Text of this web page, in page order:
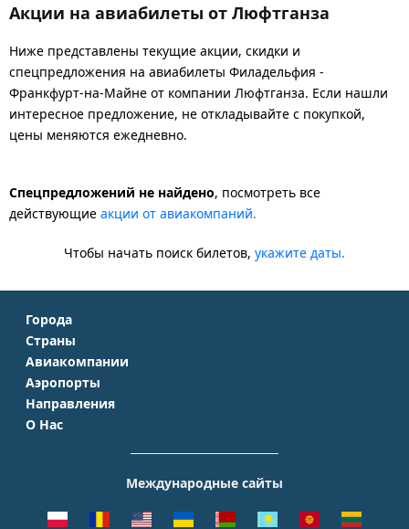
Акции на авиабилеты от Люфтганза
Ниже представлены текущие акции, скидки и
спецпредложения на авиабилеты Филадельфия -
Франкфурт-на-Майне от компании Люфтганза. Если нашли
интересное предложение, не откладывайте с покупкой,
цены меняются ежедневно.
Спецпредложений не найдено, посмотреть все
действующие акции от авиакомпаний.
Чтобы начать поиск билетов, укажите даты.
Города
Москва
Санкт-Петербург
Симферополь
Краснодар
Казань
Страны
Крым
Турция
Таиланд
Чехия
Авиакомпании
Аэрофлот
S7 Airlines
Emirates
Аэропорты
Домодедово
Шереметьево
Пулково
Направления
Москва - Сочи
Москва - Симферополь
Москва - Ереван
О Нас
Помощь
Международные сайты